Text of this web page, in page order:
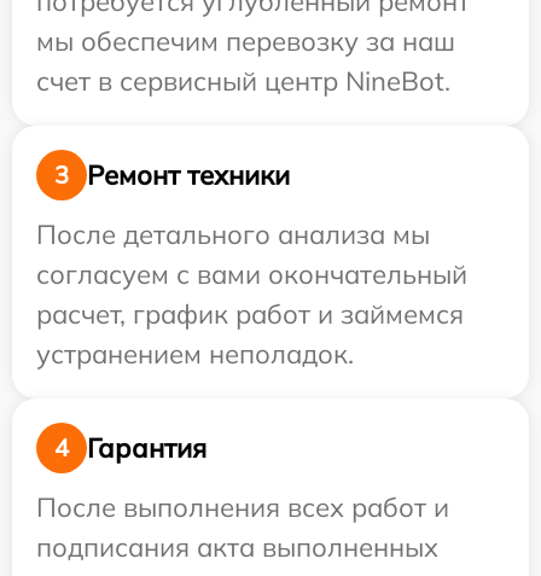
мы обеспечим перевозку за наш
счет в сервисный центр NineBot.
3
Ремонт техники
После детального анализа мы
согласуем с вами окончательный
расчет, график работ и займемся
устранением неполадок.
4
Гарантия
После выполнения всех работ и
подписания акта выполненных